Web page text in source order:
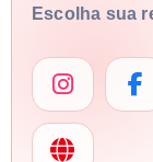
Escolha sua